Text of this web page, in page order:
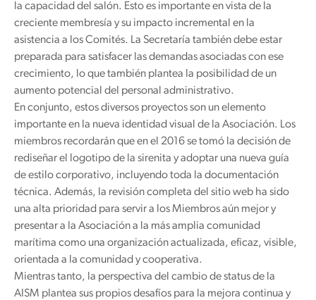
la capacidad del salón. Esto es importante en vista de la
creciente membresía y su impacto incremental en la
asistencia a los Comités. La Secretaría también debe estar
preparada para satisfacer las demandas asociadas con ese
crecimiento, lo que también plantea la posibilidad de un
aumento potencial del personal administrativo.
En conjunto, estos diversos proyectos son un elemento
importante en la nueva identidad visual de la Asociación. Los
miembros recordarán que en el 2016 se tomó la decisión de
rediseñar el logotipo de la sirenita y adoptar una nueva guía
de estilo corporativo, incluyendo toda la documentación
técnica. Además, la revisión completa del sitio web ha sido
una alta prioridad para servir a los Miembros aún mejor y
presentar a la Asociación a la más amplia comunidad
marítima como una organización actualizada, eficaz, visible,
orientada a la comunidad y cooperativa.
Mientras tanto, la perspectiva del cambio de status de la
AISM plantea sus propios desafíos para la mejora continua y